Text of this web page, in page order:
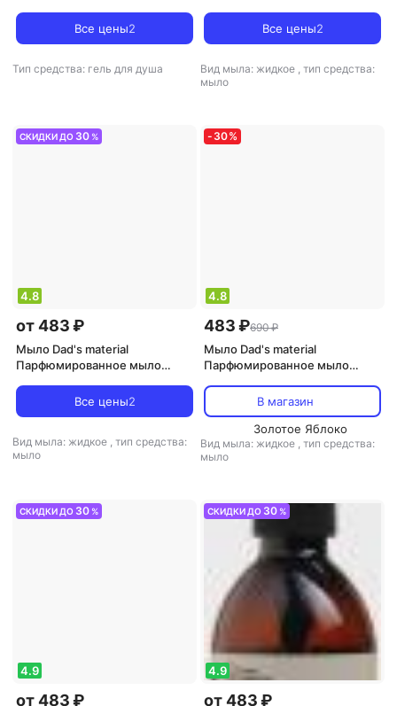
Nectar, Golden Santal & Tonka"
250
Все цены2
Тип средства: гель для душа
Cherry Merlot, Black cardamom
& Cashmere"
Все цены2
Вид мыла: жидкое , тип средства:
мыло
СКИДКИ ДО 30 %
4.8
от 483 ₽
Мыло Dad's material
Парфюмированное мыло
& Pepper, Patchouli"
Все цены2
Вид мыла: жидкое , тип средства:
мыло
- 30%
4.8
483 ₽690 ₽
Мыло Dad's material
Парфюмированное мыло
"Sparkling Grapefruit, Currant
Absinthe & Mandarin"
В магазин
Золотое Яблоко
Вид мыла: жидкое , тип средства:
мыло
СКИДКИ ДО 30 %
4.9
от 483 ₽
СКИДКИ ДО 30 %
4.9
от 483 ₽